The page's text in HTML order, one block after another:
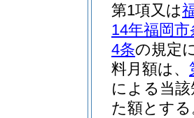
第1項又は
14年福岡
4条の規定
料月額は、
による当
た額とす